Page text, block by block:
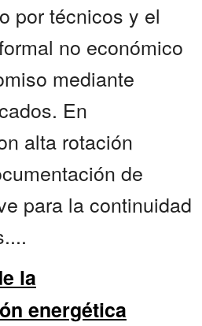
por técnicos y el
no económico
mediante
En
alta rotación
de
para la continuidad
la
energética